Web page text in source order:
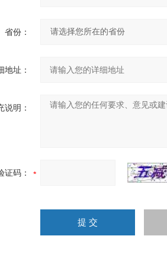
省份：
地址：
说明：
证码：